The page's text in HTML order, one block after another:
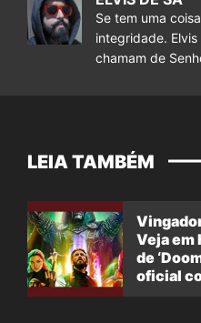
Se tem uma
integridade.
chamam de
LEIA TAMBÉM
Veja em
de
oficial